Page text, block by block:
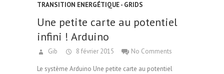
TRANSITION ENERGÉTIQUE - GRIDS
Une petite carte au potentiel
infini ! Arduino
Gib 8 février 2015 No Comments
Le système Arduino Une petite carte au potentiel